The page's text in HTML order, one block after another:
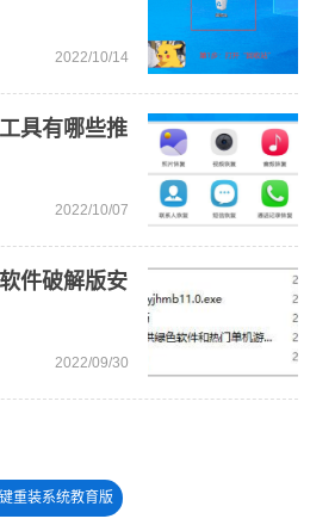
2022/10/14
具有哪些推
2022/10/07
件破解版安
2022/09/30
重装系统教育版